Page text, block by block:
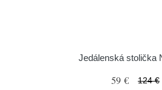
Jedálenská stolička
59 € 124 €